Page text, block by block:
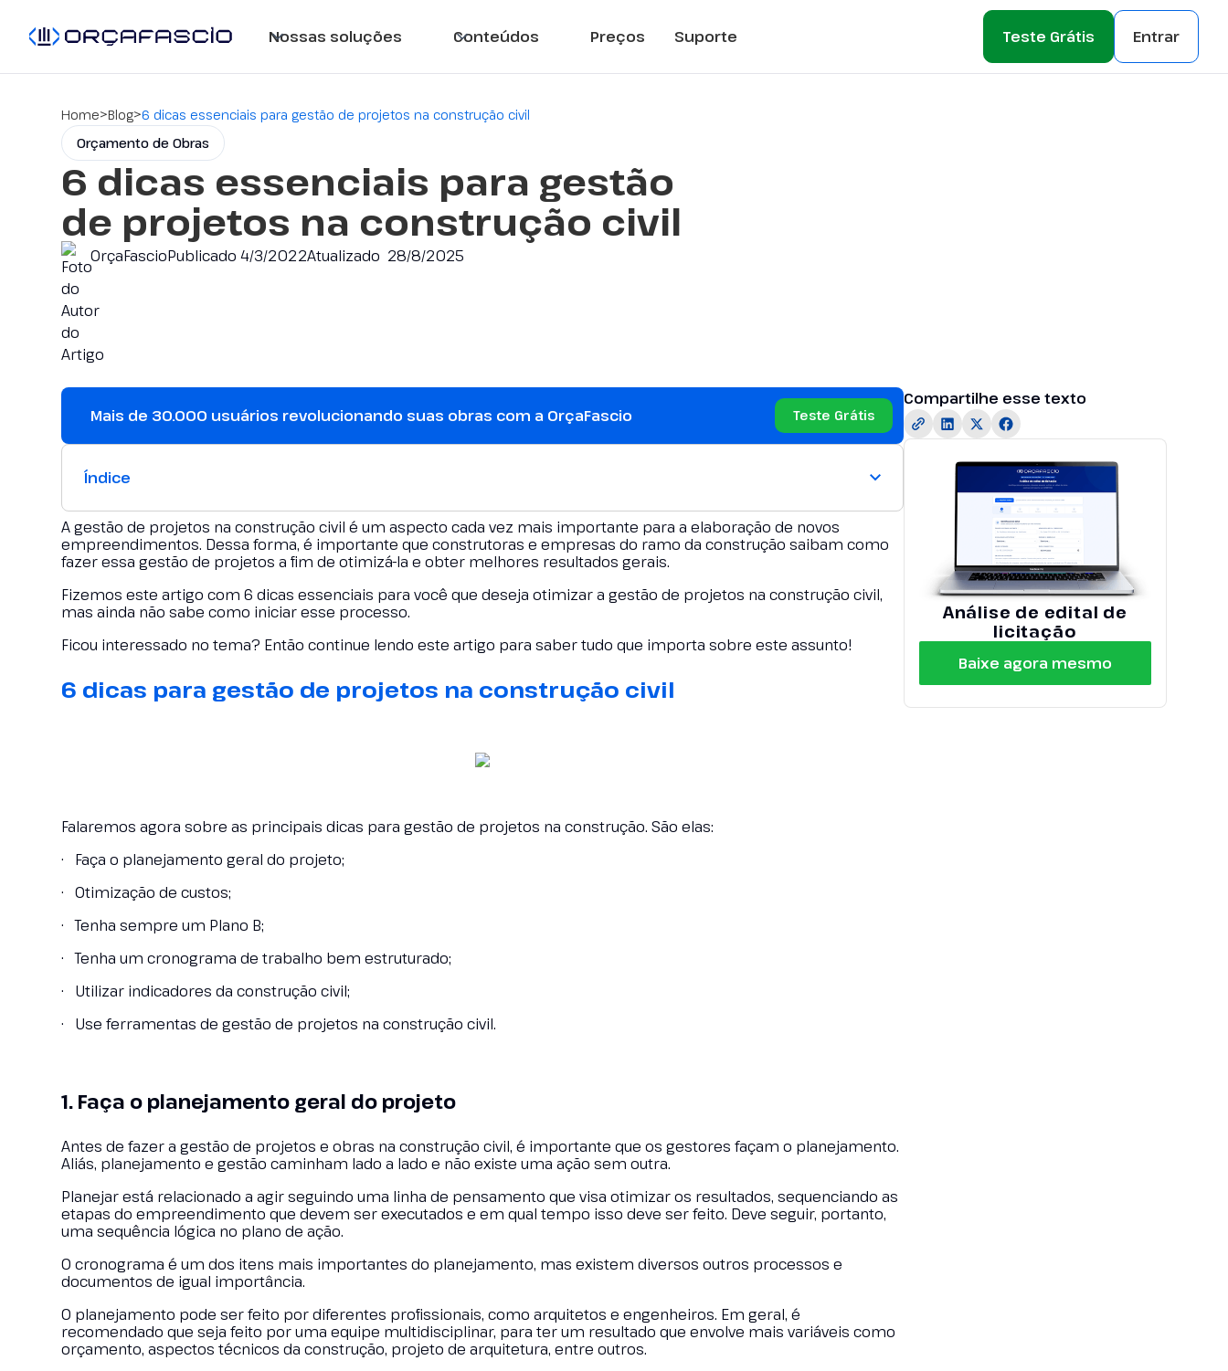
Nossas soluções Conteúdos Preços Suporte Teste Grátis Entrar
Home>Blog>6 dicas essenciais para gestão de projetos na construção civil
Orçamento de Obras
6 dicas essenciais para gestão
de projetos na construção civil
OrçaFascioPublicado4/3/2022Atualizado 28/8/2025
Mais de 30.000 usuários revolucionando suas obras com a OrçaFascio Teste Grátis
Índice
A gestão de projetos na construção civil é um aspecto cada vez mais importante para a elaboração de novos
empreendimentos. Dessa forma, é importante que construtoras e empresas do ramo da construção saibam como
fazer essa gestão de projetos a fim de otimizá-la e obter melhores resultados gerais.
Fizemos este artigo com 6 dicas essenciais para você que deseja otimizar a gestão de projetos na construção civil,
mas ainda não sabe como iniciar esse processo.
Ficou interessado no tema? Então continue lendo este artigo para saber tudo que importa sobre este assunto!
6 dicas para gestão de projetos na construção civil
Falaremos agora sobre as principais dicas para gestão de projetos na construção. São elas:
· Faça o planejamento geral do projeto;
· Otimização de custos;
· Tenha sempre um Plano B;
· Tenha um cronograma de trabalho bem estruturado;
· Utilizar indicadores da construção civil;
· Use ferramentas de gestão de projetos na construção civil.
1. Faça o planejamento geral do projeto
Antes de fazer a gestão de projetos e obras na construção civil, é importante que os gestores façam o planejamento.
Aliás, planejamento e gestão caminham lado a lado e não existe uma ação sem outra.
Planejar está relacionado a agir seguindo uma linha de pensamento que visa otimizar os resultados, sequenciando as
etapas do empreendimento que devem ser executados e em qual tempo isso deve ser feito. Deve seguir, portanto,
uma sequência lógica no plano de ação.
O cronograma é um dos itens mais importantes do planejamento, mas existem diversos outros processos e
documentos de igual importância.
O planejamento pode ser feito por diferentes profissionais, como arquitetos e engenheiros. Em geral, é
recomendado que seja feito por uma equipe multidisciplinar, para ter um resultado que envolve mais variáveis como
orçamento, aspectos técnicos da construção, projeto de arquitetura, entre outros.
Compartilhe esse texto
Análise de edital de
licitação
Baixe agora mesmo